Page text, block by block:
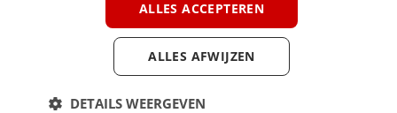
ALLES ACCEPTEREN
ALLES AFWIJZEN
DETAILS WEERGEVEN